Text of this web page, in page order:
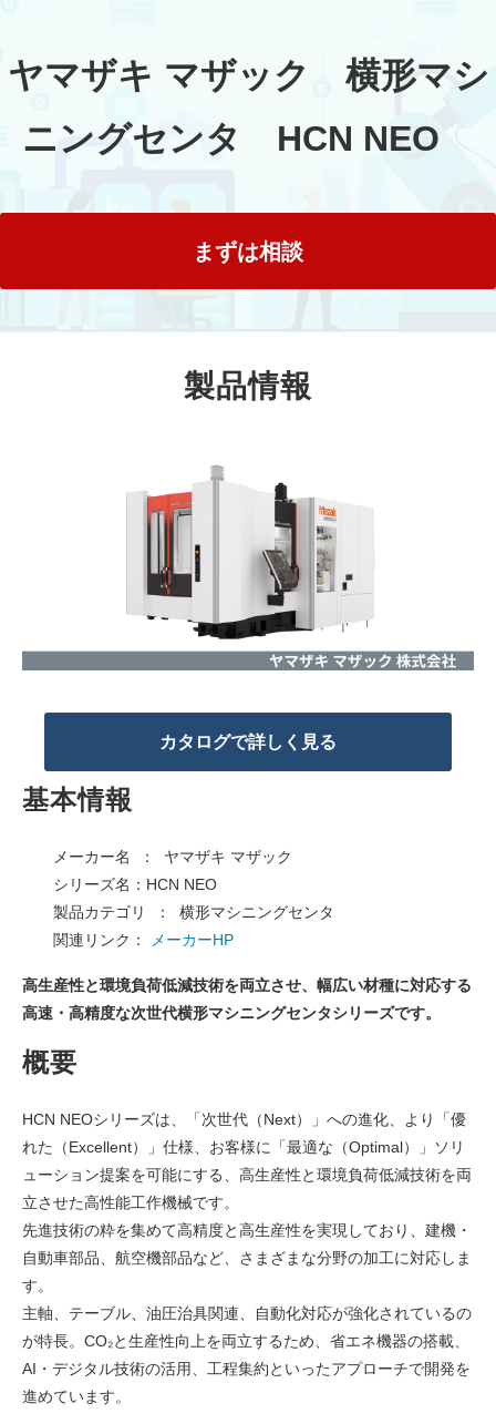
ヤマザキ マザック　横形マシ
ニングセンタ　HCN NEO
まずは相談
製品情報
カタログで詳しく見る
基本情報
メーカー名 ： ヤマザキ マザック
シリーズ名：HCN NEO
製品カテゴリ ： 横形マシニングセンタ
関連リンク：
メーカーHP
高生産性と環境負荷低減技術を両立させ、幅広い材種に対応する
高速・高精度な次世代横形マシニングセンタシリーズです。
概要
HCN NEOシリーズは、「次世代（Next）」への進化、より「優
れた（Excellent）」仕様、お客様に「最適な（Optimal）」ソリ
ューション提案を可能にする、高生産性と環境負荷低減技術を両
立させた高性能工作機械です。
先進技術の粋を集めて高精度と高生産性を実現しており、建機・
自動車部品、航空機部品など、さまざまな分野の加工に対応しま
す。
主軸、テーブル、油圧治具関連、自動化対応が強化されているの
が特長。CO₂と生産性向上を両立するため、省エネ機器の搭載、
AI・デジタル技術の活用、工程集約といったアプローチで開発を
進めています。